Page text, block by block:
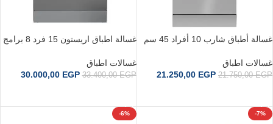
غسالة أطباق شارب 10 أفراد 45 سم
V610-SS
غسالات اطباق
21.750,00EGP
21.250,00 EGP
غسالة اطباق اريستون 15 فرد 8 برامج
غسالات اطباق
33.400,00EGP
30.000,00 EGP
-7%
-6%